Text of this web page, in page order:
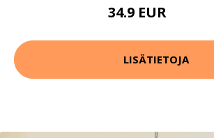
34.9 EUR
LISÄTIETOJA